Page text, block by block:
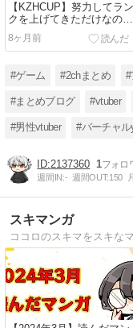
【KZHCUP】努力してラン
クを上げてきただけなの
に“敵役”扱い？違和感を覚
える声【にじさんじ】
8ヶ月前
#ゲーム #2chまとめ #
#まとめブログ #vtuber
#男性vtuber #バーチャル
2137360 1
週間IN:- 週間OUT:150
スキマンガ